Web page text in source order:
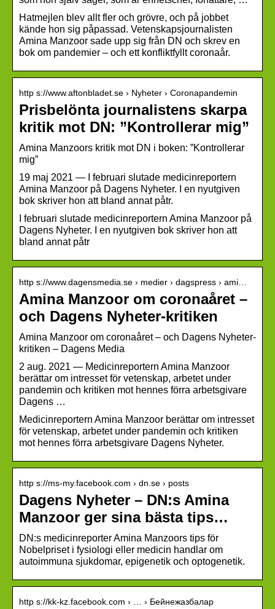
Hatmejlen blev allt fler och grövre, och på jobbet
kände hon sig påpassad. Vetenskapsjournalisten
Amina Manzoor sade upp sig från DN och skrev en
bok om pandemier – och ett konfliktfyllt coronaår.
http s://www.aftonbladet.se › Nyheter › Coronapandemin
Prisbelönta journalistens skarpa
kritik mot DN: ”Kontrollerar mig”
Amina Manzoors kritik mot DN i boken: ”Kontrollerar
mig”
19 maj 2021 — I februari slutade medicinreportern
Amina Manzoor på Dagens Nyheter. I en nyutgiven
bok skriver hon att bland annat påtr.
I februari slutade medicinreportern Amina Manzoor på
Dagens Nyheter. I en nyutgiven bok skriver hon att
bland annat påtr
http s://www.dagensmedia.se › medier › dagspress › ami…
Amina Manzoor om coronaåret –
och Dagens Nyheter-kritiken
Amina Manzoor om coronaåret – och Dagens Nyheter-
kritiken – Dagens Media
2 aug. 2021 — Medicinreportern Amina Manzoor
berättar om intresset för vetenskap, arbetet under
pandemin och kritiken mot hennes förra arbetsgivare
Dagens …
Medicinreportern Amina Manzoor berättar om intresset
för vetenskap, arbetet under pandemin och kritiken
mot hennes förra arbetsgivare Dagens Nyheter.
http s://ms-my.facebook.com › dn.se › posts
Dagens Nyheter – DN:s Amina
Manzoor ger sina bästa tips…
DN:s medicinreporter Amina Manzoors tips för
Nobelpriset i fysiologi eller medicin handlar om
autoimmuna sjukdomar, epigenetik och optogenetik.
http s://kk-kz.facebook.com › … › Бейнежазбалар